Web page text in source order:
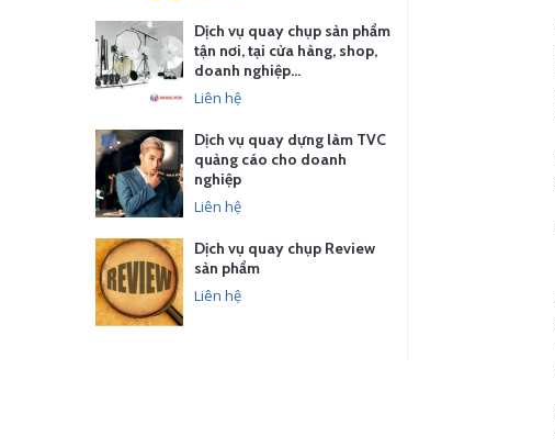
Dịch vụ quay chụp sản phẩm
tận nơi, tại cửa hàng, shop,
doanh nghiệp…
Liên hệ
Dịch vụ quay dựng làm TVC
quảng cáo cho doanh
nghiệp
Liên hệ
Dịch vụ quay chụp Review
sản phẩm
Liên hệ